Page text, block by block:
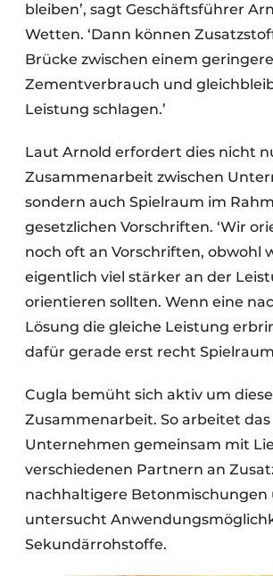
bleiben’, sagt Geschäftsführer
Wetten. ‘Dann können
Brücke zwischen einem
Zementverbrauch und
Leistung schlagen.’
Laut Arnold erfordert dies nicht
Zusammenarbeit zwischen
sondern auch Spielraum im
gesetzlichen Vorschriften. ‘Wir
noch oft an Vorschriften, obwohl
eigentlich viel stärker an der
orientieren sollten. Wenn eine
Lösung die gleiche Leistung
dafür gerade erst recht Spielraum
Cugla bemüht sich aktiv um diese
Zusammenarbeit. So arbeitet das
Unternehmen gemeinsam mit
verschiedenen Partnern an
nachhaltigere Betonmischungen
untersucht
Sekundärrohstoffe.